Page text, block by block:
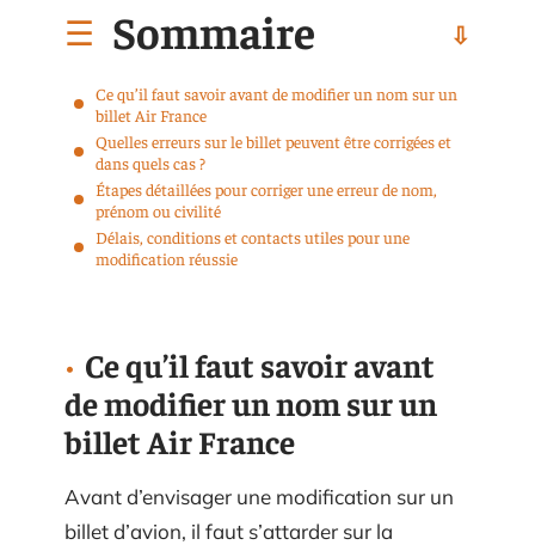
Sommaire
Ce qu’il faut savoir avant de modifier un nom sur un
billet Air France
Quelles erreurs sur le billet peuvent être corrigées et
dans quels cas ?
Étapes détaillées pour corriger une erreur de nom,
prénom ou civilité
Délais, conditions et contacts utiles pour une
modification réussie
Ce qu’il faut savoir avant
de modifier un nom sur un
billet Air France
Avant d’envisager une modification sur un
billet d’avion, il faut s’attarder sur la